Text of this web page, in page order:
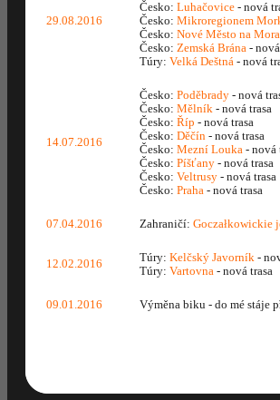
29.08.2016
Česko: Luhačovice - nová
Česko: Mikroregionem
Česko: Nové Město na
Česko: Zemská Brána -
Túry: Velká Deštná - nová
14.07.2016
Česko: Poděbrady - nová
Česko: Mělník - nová trasa
Česko: Říp - nová trasa
Česko: Děčín - nová trasa
Česko: Mezní Louka - nová
Česko: Píšťany - nová trasa
Česko: Veltrusy - nová trasa
Česko: Praha - nová trasa
07.04.2016 Zahraničí: Goczałkowickie
12.02.2016 Túry: Kelčský Javorník -
Túry: Vartovna - nová trasa
09.01.2016 Výměna biku - do mé stáje